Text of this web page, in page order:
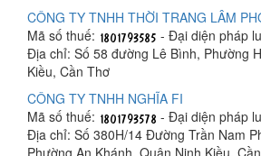
CÔNG TY TNHH THỜI TRANG LÂM
Mã số thuế:
- Đại diện pháp
Địa chỉ: Số 58 đường Lê Bình, Phường
Kiều, Cần Thơ
CÔNG TY TNHH NGHĨA FI
Mã số thuế:
- Đại diện pháp
Địa chỉ: Số 380H/14 Đường Trần Nam
Phường An Khánh, Quận Ninh Kiều,